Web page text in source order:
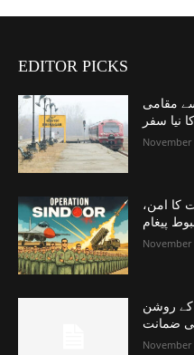
EDITOR PICKS
مقامی
نیا سفر
November
کا امن،
پیغام
November
کے روشن
ضمانت
November